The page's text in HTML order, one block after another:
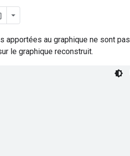
apportées au graphique ne sont pas
le graphique reconstruit.